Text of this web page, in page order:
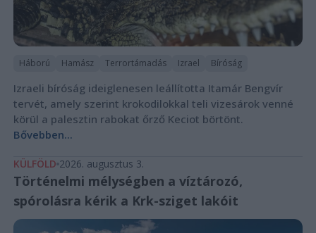
Háború Hamász Terrortámadás Izrael Bíróság
Izraeli bíróság ideiglenesen leállította Itamár Bengvír
tervét, amely szerint krokodilokkal teli vizesárok venné
körül a palesztin rabokat őrző Keciot börtönt.
Bővebben...
KÜLFÖLD 2026. augusztus 3.
Történelmi mélységben a víztározó,
spórolásra kérik a Krk-sziget lakóit